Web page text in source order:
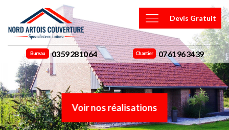
Devis Gratuit
Bureau 03 59 28 10 64 Chantier 07 61 96 34 39
Voir nos réalisations